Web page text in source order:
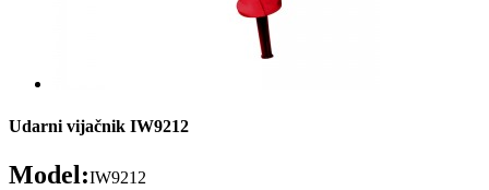
Udarni vijačnik IW9212
Model:IW9212